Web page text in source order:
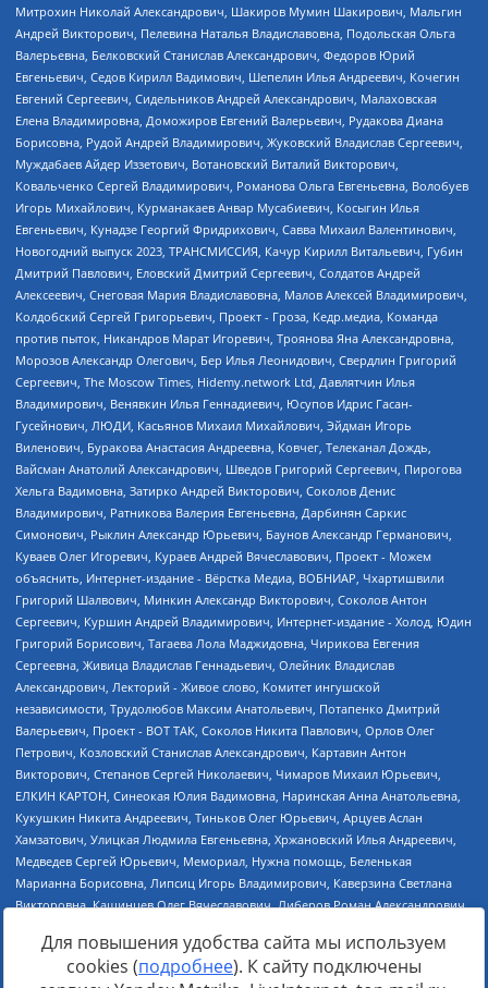
Для повышения удобства сайта мы используем
cookies (подробнее). К сайту подключены